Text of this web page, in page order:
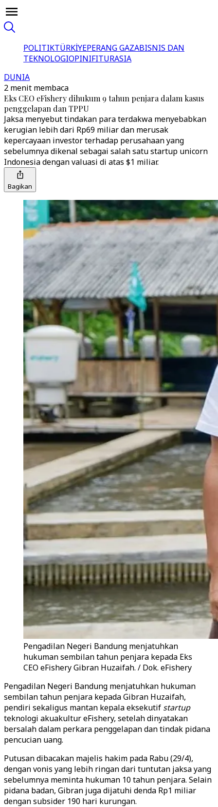
POLITIKTÜRKİYEPERANG GAZABISNIS DAN
TEKNOLOGIOPINIFITURASIA
DUNIA
2 menit membaca
Eks CEO eFishery dihukum 9 tahun penjara dalam kasus
penggelapan dan TPPU
Jaksa menyebut tindakan para terdakwa menyebabkan
kerugian lebih dari Rp69 miliar dan merusak
kepercayaan investor terhadap perusahaan yang
sebelumnya dikenal sebagai salah satu startup unicorn
Indonesia dengan valuasi di atas $1 miliar.
Bagikan
Pengadilan Negeri Bandung menjatuhkan
hukuman sembilan tahun penjara kepada Eks
CEO eFishery Gibran Huzaifah. / Dok. eFishery
Pengadilan Negeri Bandung menjatuhkan hukuman
sembilan tahun penjara kepada Gibran Huzaifah,
pendiri sekaligus mantan kepala eksekutif startup
teknologi akuakultur eFishery, setelah dinyatakan
bersalah dalam perkara penggelapan dan tindak pidana
pencucian uang.
Putusan dibacakan majelis hakim pada Rabu (29/4),
dengan vonis yang lebih ringan dari tuntutan jaksa yang
sebelumnya meminta hukuman 10 tahun penjara. Selain
pidana badan, Gibran juga dijatuhi denda Rp1 miliar
dengan subsider 190 hari kurungan.